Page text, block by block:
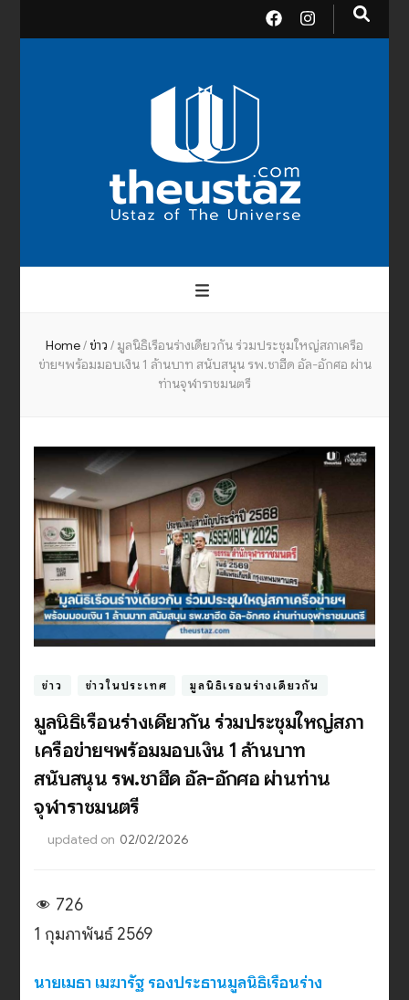
Home/ข่าว / มูลนิธิเรือนร่างเดียวกัน ร่วมประชุมใหญ่สภาเครือ
ข่ายฯพร้อมมอบเงิน 1 ล้านบาท สนับสนุน รพ.ชาฮีด อัล-อักศอ ผ่าน
ท่านจุฬาราชมนตรี
ข่าว ข่าวในประเทศ มูลนิธิเรือนร่างเดียวกัน
มูลนิธิเรือนร่างเดียวกัน ร่วมประชุมใหญ่สภา
เครือข่ายฯพร้อมมอบเงิน 1 ล้านบาท
สนับสนุน รพ.ชาฮีด อัล-อักศอ ผ่านท่าน
จุฬาราชมนตรี
updated on 02/02/2026
726
1 กุมภาพันธ์ 2569
นายเมธา เมฆารัฐ รองประธานมูลนิธิเรือนร่าง